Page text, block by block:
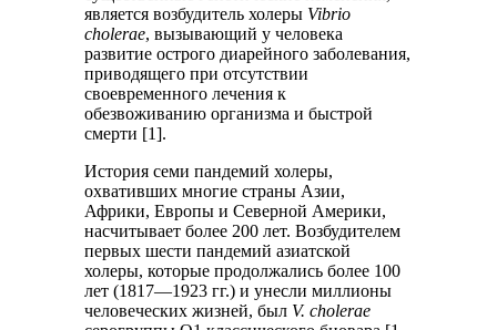
является возбудитель холеры Vibrio
cholerae, вызывающий у человека
развитие острого диарейного заболевания,
приводящего при отсутствии
своевременного лечения к
обезвоживанию организма и быстрой
смерти [1].
История семи пандемий холеры,
охвативших многие страны Азии,
Африки, Европы и Северной Америки,
насчитывает более 200 лет. Возбудителем
первых шести пандемий азиатской
холеры, которые продолжались более 100
лет (1817—1923 гг.) и унесли миллионы
человеческих жизней, был V. cholerae